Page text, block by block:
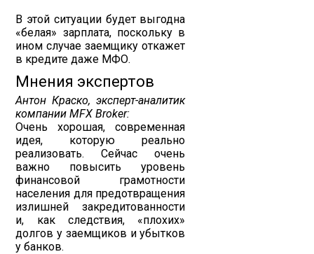
В этой ситуации будет выгодна
«белая» зарплата, поскольку в
ином случае заемщику откажет
в кредите даже МФО.
Мнения экспертов
Антон Краско, эксперт-аналитик
компании MFX Broker:
Очень хорошая, современная
идея, которую реально
реализовать. Сейчас очень
важно повысить уровень
финансовой грамотности
населения для предотвращения
излишней закредитованности
и, как следствия, «плохих»
долгов у заемщиков и убытков
у банков.